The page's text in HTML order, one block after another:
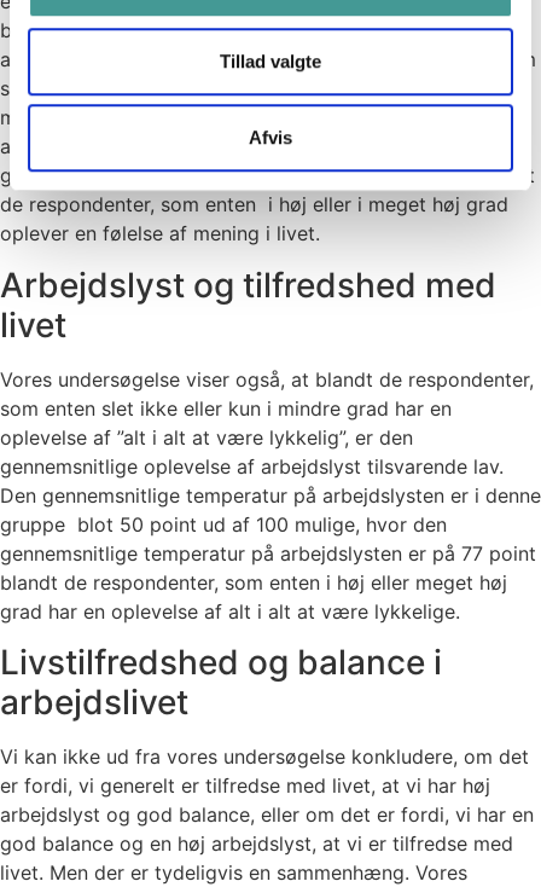
Tillad valgte
Afvis
besvarelserne her med den gennemsnitlige temperatur på
arbejdslysten, kan vi fx se, at blandt de respondenter, som
slet ikke eller kun i mindre grad oplever en følelse af
mening i livet, er den gennemsnitlige oplevelse af
arbejdslyst helt nede på 49 point. Omvendt er den
gennemsnitlige oplevelse af arbejdslyst på 77 point blandt
de respondenter, som enten i høj eller i meget høj grad
oplever en følelse af mening i livet.
Arbejdslyst og tilfredshed med
livet
Vores undersøgelse viser også, at blandt de respondenter,
som enten slet ikke eller kun i mindre grad har en
oplevelse af ”alt i alt at være lykkelig”, er den
gennemsnitlige oplevelse af arbejdslyst tilsvarende lav.
Den gennemsnitlige temperatur på arbejdslysten er i denne
gruppe blot 50 point ud af 100 mulige, hvor den
gennemsnitlige temperatur på arbejdslysten er på 77 point
blandt de respondenter, som enten i høj eller meget høj
grad har en oplevelse af alt i alt at være lykkelige.
Livstilfredshed og balance i
arbejdslivet
Vi kan ikke ud fra vores undersøgelse konkludere, om det
er fordi, vi generelt er tilfredse med livet, at vi har høj
arbejdslyst og god balance, eller om det er fordi, vi har en
god balance og en høj arbejdslyst, at vi er tilfredse med
livet. Men der er tydeligvis en sammenhæng. Vores